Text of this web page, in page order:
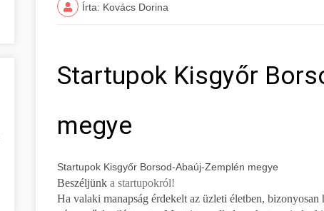
Írta: Kovács Dorina
Startupok Kisgyőr
megye
Startupok Kisgyőr Borsod-Abaúj-Zemplén megye
Beszéljünk a startupokról!
Ha valaki manapság érdekelt az üzleti életben, bizonyosan